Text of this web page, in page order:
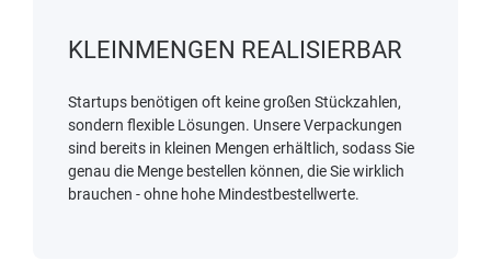
KLEINMENGEN REALISIERBAR
Startups benötigen oft keine großen Stückzahlen,
sondern flexible Lösungen. Unsere Verpackungen
sind bereits in kleinen Mengen erhältlich, sodass Sie
genau die Menge bestellen können, die Sie wirklich
brauchen - ohne hohe Mindestbestellwerte.